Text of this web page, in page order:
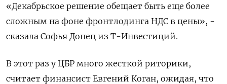
«Декабрьское решение обещает быть еще более
сложным на фоне фронтлодинга НДС в цены», -
сказала Софья Донец из Т-Инвестиций.
В этот раз у ЦБР много жесткой риторики,
считает финансист Евгений Коган, ожидая, что